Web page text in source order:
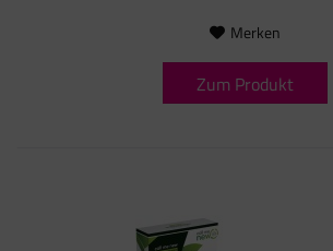
Merken
Zum Produkt